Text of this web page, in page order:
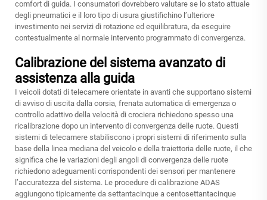
comfort di guida. I consumatori dovrebbero valutare se lo stato attuale
degli pneumatici e il loro tipo di usura giustifichino l’ulteriore
investimento nei servizi di rotazione ed equilibratura, da eseguire
contestualmente al normale intervento programmato di convergenza.
Calibrazione del sistema avanzato di
assistenza alla guida
I veicoli dotati di telecamere orientate in avanti che supportano sistemi
di avviso di uscita dalla corsia, frenata automatica di emergenza o
controllo adattivo della velocità di crociera richiedono spesso una
ricalibrazione dopo un intervento di convergenza delle ruote. Questi
sistemi di telecamere stabiliscono i propri sistemi di riferimento sulla
base della linea mediana del veicolo e della traiettoria delle ruote, il che
significa che le variazioni degli angoli di convergenza delle ruote
richiedono adeguamenti corrispondenti dei sensori per mantenere
l’accuratezza del sistema. Le procedure di calibrazione ADAS
aggiungono tipicamente da settantacinque a centosettantacinque